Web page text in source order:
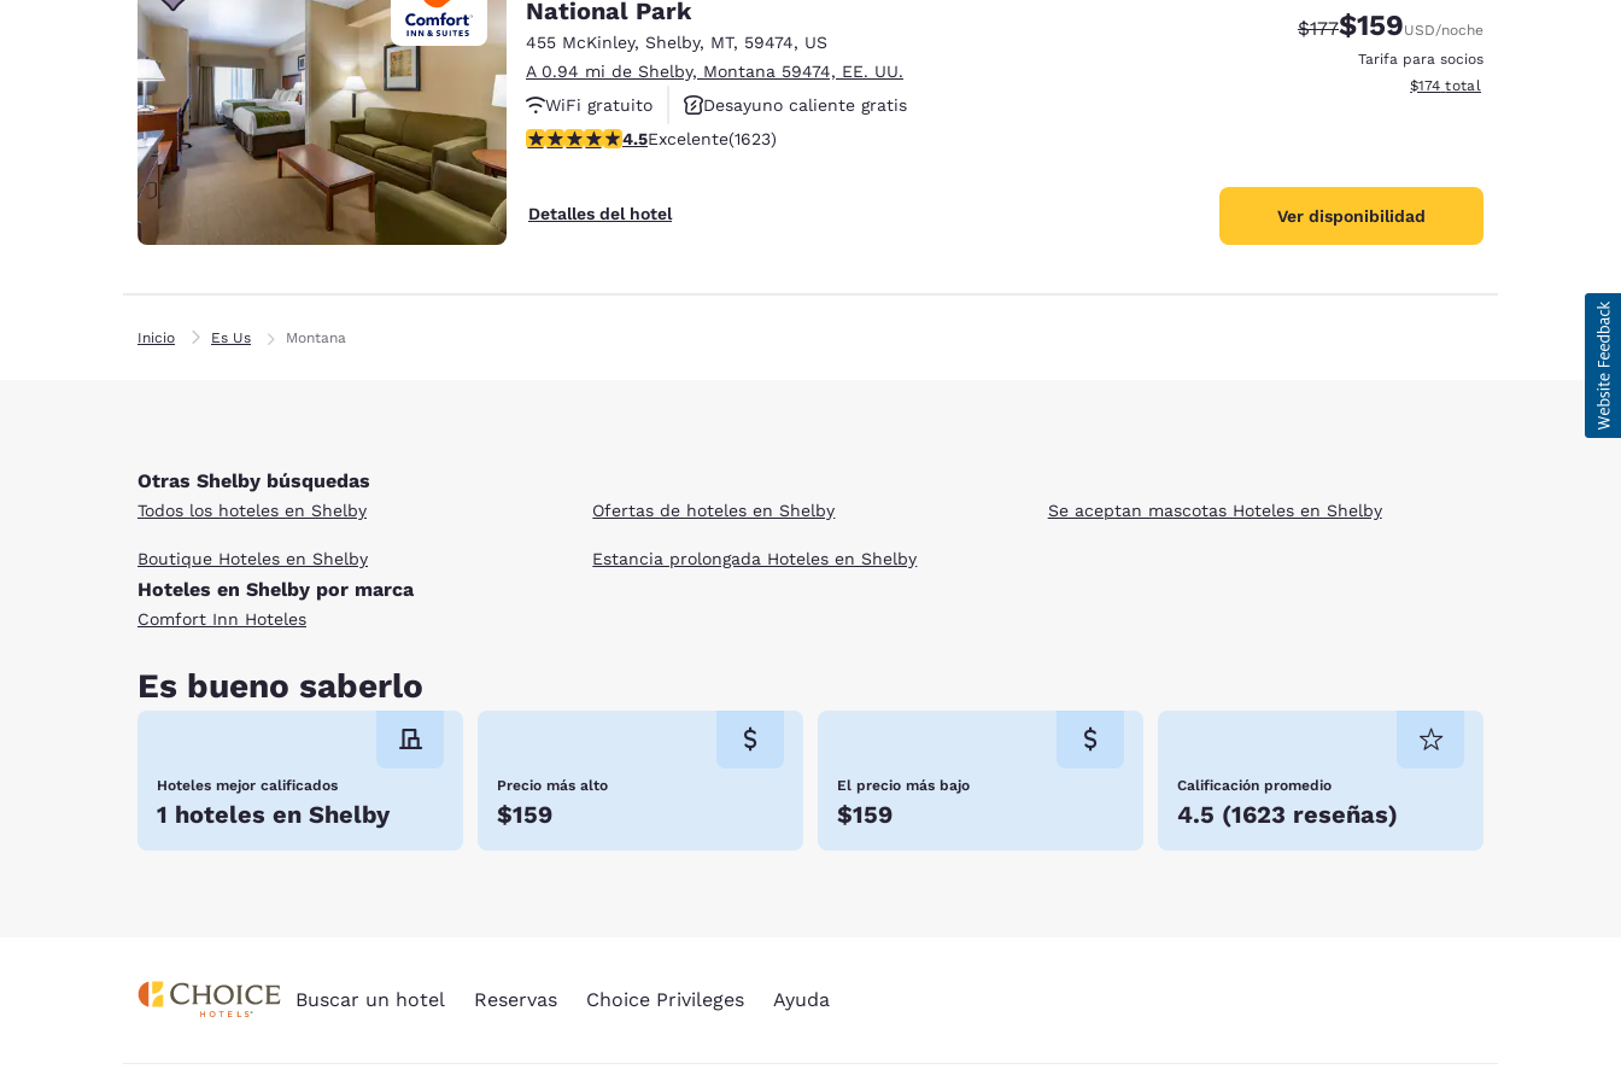
Français
Deutschland
Deutsch
Germany
English
Spain
English
National Park
455 McKinley, Shelby, MT, 59474, US
A 0.94 mi de Shelby, Montana 59474, EE. UU.
WiFi gratuito
Desayuno caliente gratis
Se aceptan mascotas
calificación de 4.47 estrellas. Excelente. 1623 reseñas
4.5Excelente(1623)
Detalles del hotel
Precio tachado:
$177Precio con descuento:
$159USD/noche
Tarifa para socios
Ver detalles del total
$174 total
Ver disponibilidad
Inicio Es Us Montana
Otras Shelby búsquedas
Todos los hoteles en Shelby
Boutique Hoteles en Shelby
Ofertas de hoteles en Shelby
Estancia prolongada Hoteles en Shelby
Se aceptan mascotas Hoteles en Shelby
Hoteles en Shelby por marca
Comfort Inn Hoteles
Es bueno saberlo
Hoteles mejor calificados
1 hoteles en Shelby
Precio más alto
$159
El precio más bajo
$159
Calificación promedio
4.5 (1623 reseñas)
Buscar un hotel Reservas Choice Privileges Ayuda